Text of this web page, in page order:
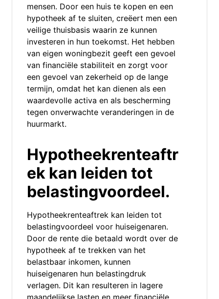
mensen. Door een huis te kopen en een
hypotheek af te sluiten, creëert men een
veilige thuisbasis waarin ze kunnen
investeren in hun toekomst. Het hebben
van eigen woningbezit geeft een gevoel
van financiële stabiliteit en zorgt voor
een gevoel van zekerheid op de lange
termijn, omdat het kan dienen als een
waardevolle activa en als bescherming
tegen onverwachte veranderingen in de
huurmarkt.
Hypotheekrenteaftr
ek kan leiden tot
belastingvoordeel.
Hypotheekrenteaftrek kan leiden tot
belastingvoordeel voor huiseigenaren.
Door de rente die betaald wordt over de
hypotheek af te trekken van het
belastbaar inkomen, kunnen
huiseigenaren hun belastingdruk
verlagen. Dit kan resulteren in lagere
maandelijkse lasten en meer financiële